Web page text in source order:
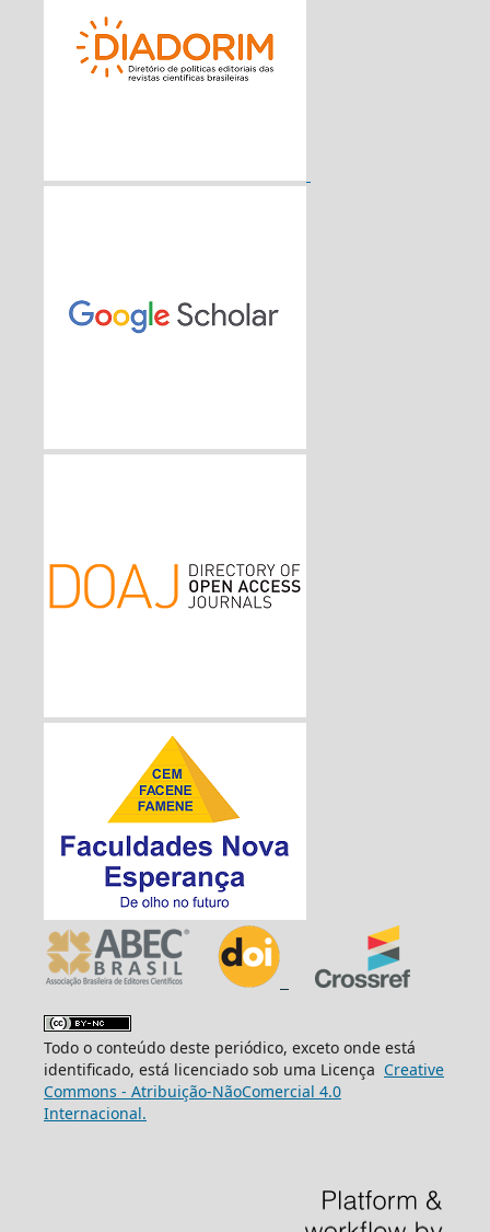
Todo o conteúdo deste periódico, exceto onde está
identificado, está licenciado sob uma Licença Creative
Commons - Atribuição-NãoComercial 4.0
Internacional.